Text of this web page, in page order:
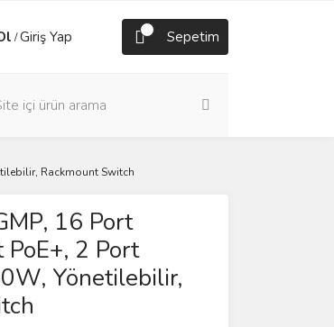
/Giriş Yap Sepetim
Rackmount Switch
16 Port
2 Port
Yönetilebilir,